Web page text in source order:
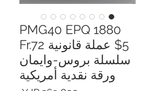
PMG40 EPQ 1880
$5 عملة قانونية Fr.72
سلسلة بروس-وايمان
ورقة نقدية أمريكية